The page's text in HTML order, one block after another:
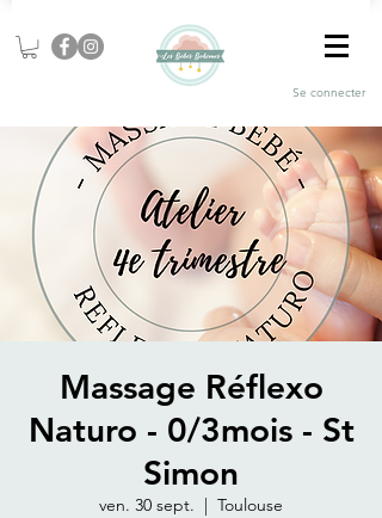
Se connecter
Massage Réflexo
Naturo - 0/3mois - St
Simon
ven. 30 sept.
  |
Toulouse